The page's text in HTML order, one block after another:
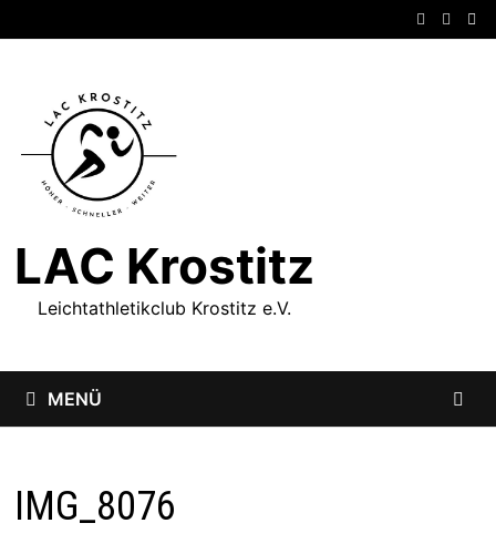
Inhalt
LAC Krostitz
Leichtathletikclub Krostitz e.V.
MENÜ
IMG_8076